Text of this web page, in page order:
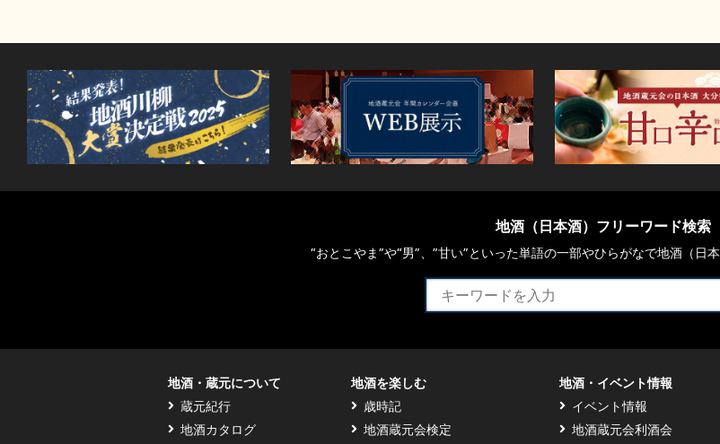
地酒（日本酒）フリーワード検索
“おとこやま”や“男”、”甘い”といった単語の一部やひらがなで地酒（日
地酒・蔵元について
蔵元紀行
地酒カタログ
地酒を楽しむ
歳時記
地酒蔵元会検定
地酒・イベント情報
イベント情報
地酒蔵元会利酒会